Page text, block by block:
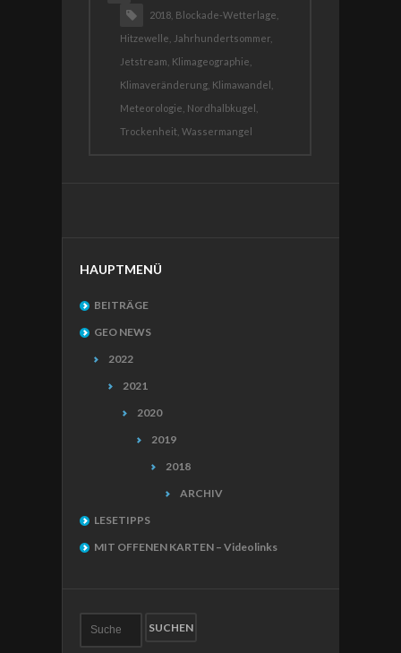
2018, Blockade-Wetterlage,
Hitzewelle,
Jahrhundertsommer,
Jetstream, Klimageographie,
Klimaveränderung, Klimawandel,
Meteorologie, Nordhalbkugel,
Trockenheit, Wassermangel
HAUPTMENÜ
BEITRÄGE
GEO NEWS
2022
2021
2020
2019
2018
ARCHIV
LESETIPPS
MIT OFFENEN KARTEN – Videolinks